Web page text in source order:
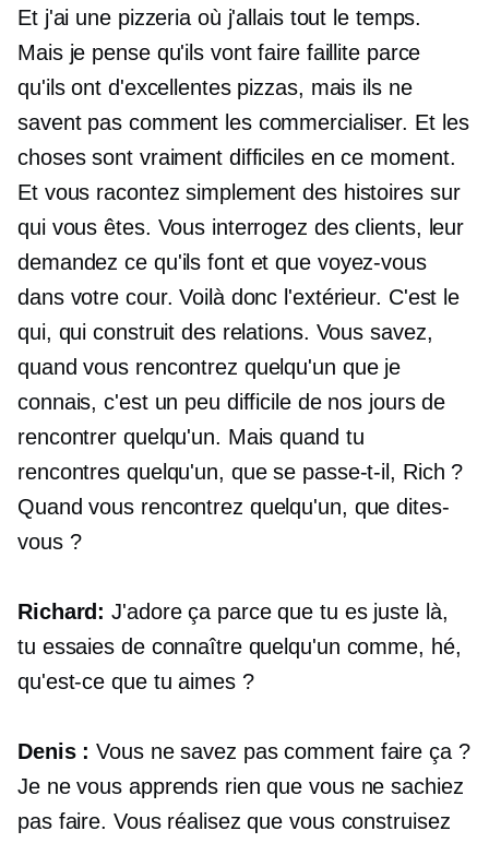
Et j'ai une pizzeria où j'allais tout le temps.
Mais je pense qu'ils vont faire faillite parce
qu'ils ont d'excellentes pizzas, mais ils ne
savent pas comment les commercialiser. Et les
choses sont vraiment difficiles en ce moment.
Et vous racontez simplement des histoires sur
qui vous êtes. Vous interrogez des clients, leur
demandez ce qu'ils font et que voyez-vous
dans votre cour. Voilà donc l'extérieur. C'est le
qui, qui construit des relations. Vous savez,
quand vous rencontrez quelqu'un que je
connais, c'est un peu difficile de nos jours de
rencontrer quelqu'un. Mais quand tu
rencontres quelqu'un, que se passe-t-il, Rich ?
Quand vous rencontrez quelqu'un, que dites-
vous ?
Richard: J'adore ça parce que tu es juste là,
tu essaies de connaître quelqu'un comme, hé,
qu'est-ce que tu aimes ?
Denis : Vous ne savez pas comment faire ça ?
Je ne vous apprends rien que vous ne sachiez
pas faire. Vous réalisez que vous construisez